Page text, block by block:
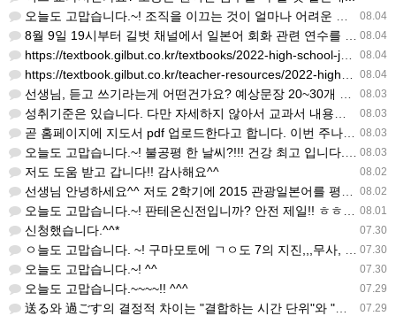
08.04
오늘도 고맙습니다.~! 조직을 이끄는 것이 얼마나 어려운 일일까요? 우선 봉사하는 마음이 필요!!! 감사해요…
08.04
8월 9일 19시부터 길벗 채널에서 일본어 회화 관련 연수를 저작 직강으로 한다고 합니다. 많이 도움이 되실…
08.04
https://textbook.gilbut.co.kr/textbooks/2022-high-school-jap…
08.04
https://textbook.gilbut.co.kr/teacher-resources/2022-high-sc…
08.03
선생님, 듣고 쓰기라는게 어떤건가요? 예상문장 20~30개 중 몇개를 틀어주고 들리는대로 쓰는 건가요? 자세…
08.03
성취기준은 있습니다. 다만 자세하지 않아서 교과서 내용에 맞게 좀 더 구체적으로 재구조화를 하신 선생님이 계…
08.03
곧 홈페이지에 지도서 pdf 업로드한다고 합니다. 이번 주나 다음 주에 e-book 기반 전자저작물도 업로드…
08.03
오늘도 고맙습니다.~! 불공평 한 날씨?!!! 건강 최고 입니다. ^^
08.02
저도 도움 받고 갑니다!! 감사해요^^
08.02
선생님 안녕하세요^^ 저도 2학기에 2015 관광일본어를 평가계획을 세우려고 하는데. ..아무리 찾아도 없어…
08.01
오늘도 고맙습니다.~! 판테온신전입니까? 안전 제일!! ㅎㅎ 감사해요. ^^
07.30
신청했습니다.^^*
07.30
ㅇ늘도 고맙습니다. ~! 구마모토에 ㄱㅇ도 7의 지진,,,무사, 안전을 기도 합니다. 감사해요...
07.30
오늘도 고맙습니다.~! ^^
07.29
오늘도 고맙습니다.~~~~!! ^^^
07.29
送る와 過ごす의 결정적 차이는 "결합하는 시간 단위"와 "묘사 대상"입니다. 過ごす 하루, 오후, 주말, 휴…